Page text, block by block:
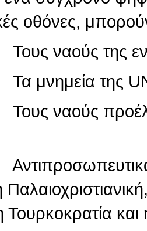
οθόνες,
της εντός
της
Τουρκοκρατία